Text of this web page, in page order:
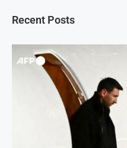
Recent Posts